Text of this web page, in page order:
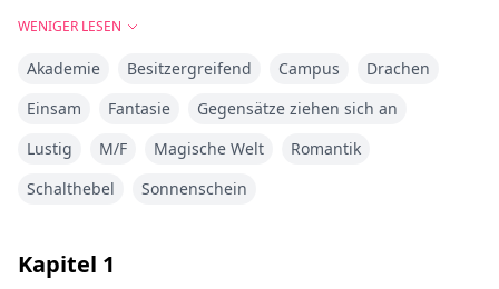
wartete und die Kurse so ausgewählt waren, als würde
mich jemand besser kennen als ich mich selbst. Jeder
Gestaltwandler meistern ihre Formen, und jede Art
von magischem Wesen lernt, seine Gaben zu
Jeder außer mir.
WENIGER LESEN
Akademie Besitzergreifend Campus
Drachen
Einsam
Fantasie
Gegensätze ziehen sich an
Lustig
M/F Magische Welt
Romantik
Schalthebel
Sonnenschein
Kapitel 1